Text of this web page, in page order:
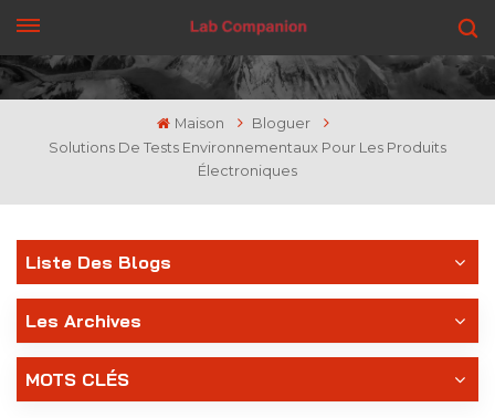
OBTENEZ UN DEVIS
Maison
Bloguer
Solutions De Tests Environnementaux Pour Les Produits
Électroniques
Liste Des Blogs
Les Archives
MOTS CLÉS